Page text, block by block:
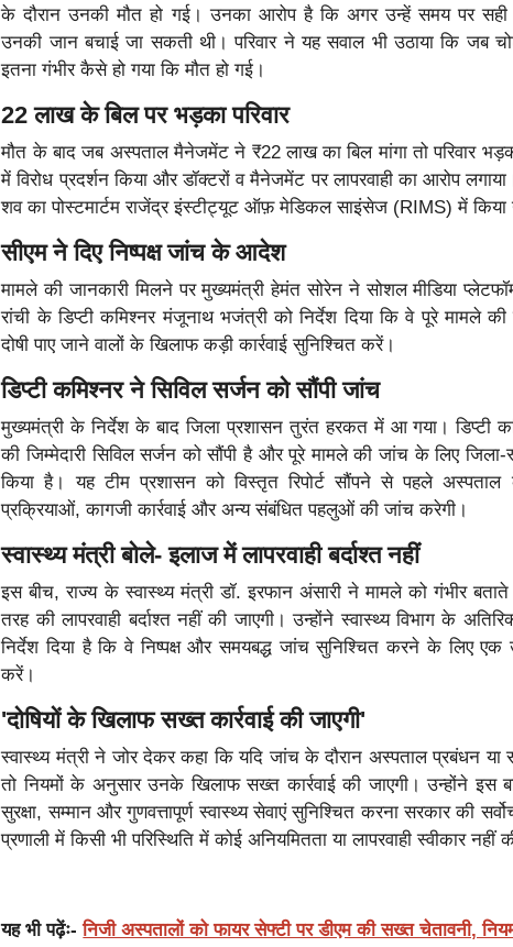
के दौरान उनकी मौत हो गई। उनका आरोप है कि अगर उन्हें समय पर
उनकी जान बचाई जा सकती थी। परिवार ने यह सवाल भी उठाया कि जब
इतना गंभीर कैसे हो गया कि मौत हो गई।
22 लाख के बिल पर भड़का परिवार
मौत के बाद जब अस्पताल मैनेजमेंट ने ₹22 लाख का बिल मांगा तो परिवार
में विरोध प्रदर्शन किया और डॉक्टरों व मैनेजमेंट पर लापरवाही का आरोप
शव का पोस्टमार्टम राजेंद्र इंस्टीट्यूट ऑफ़ मेडिकल साइंसेज (RIMS) में किया
सीएम ने दिए निष्पक्ष जांच के आदेश
मामले की जानकारी मिलने पर मुख्यमंत्री हेमंत सोरेन ने सोशल मीडिया
रांची के डिप्टी कमिश्नर मंजूनाथ भजंत्री को निर्देश दिया कि वे पूरे मामले
दोषी पाए जाने वालों के खिलाफ कड़ी कार्रवाई सुनिश्चित करें।
डिप्टी कमिश्नर ने सिविल सर्जन को सौंपी जांच
मुख्यमंत्री के निर्देश के बाद जिला प्रशासन तुरंत हरकत में आ गया। डिप्टी
की जिम्मेदारी सिविल सर्जन को सौंपी है और पूरे मामले की जांच के लिए
किया है। यह टीम प्रशासन को विस्तृत रिपोर्ट सौंपने से पहले
प्रक्रियाओं, कागजी कार्रवाई और अन्य संबंधित पहलुओं की जांच करेगी।
स्वास्थ्य मंत्री बोले- इलाज में लापरवाही बर्दाश्त नहीं
इस बीच, राज्य के स्वास्थ्य मंत्री डॉ. इरफान अंसारी ने मामले को गंभीर
तरह की लापरवाही बर्दाश्त नहीं की जाएगी। उन्होंने स्वास्थ्य विभाग के
निर्देश दिया है कि वे निष्पक्ष और समयबद्ध जांच सुनिश्चित करने के लिए एक
करें।
'दोषियों के खिलाफ सख्त कार्रवाई की जाएगी'
स्वास्थ्य मंत्री ने जोर देकर कहा कि यदि जांच के दौरान अस्पताल प्रबंधन या
तो नियमों के अनुसार उनके खिलाफ सख्त कार्रवाई की जाएगी। उन्होंने इस
सुरक्षा, सम्मान और गुणवत्तापूर्ण स्वास्थ्य सेवाएं सुनिश्चित करना सरकार की
प्रणाली में किसी भी परिस्थिति में कोई अनियमितता या लापरवाही स्वीकार नहीं
यह भी पढ़ेंः-निजी अस्पतालों को फायर सेफ्टी पर डीएम की सख्त चेतावनी,